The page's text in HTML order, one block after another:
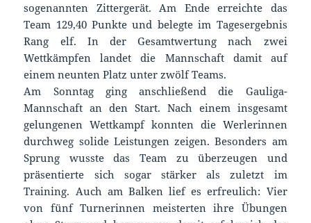
sogenannten Zittergerät. Am Ende erreichte das
Team 129,40 Punkte und belegte im Tagesergebnis
Rang elf. In der Gesamtwertung nach zwei
Wettkämpfen landet die Mannschaft damit auf
einem neunten Platz unter zwölf Teams.
Am Sonntag ging anschließend die Gauliga-
Mannschaft an den Start. Nach einem insgesamt
gelungenen Wettkampf konnten die Werlerinnen
durchweg solide Leistungen zeigen. Besonders am
Sprung wusste das Team zu überzeugen und
präsentierte sich sogar stärker als zuletzt im
Training. Auch am Balken lief es erfreulich: Vier
von fünf Turnerinnen meisterten ihre Übungen